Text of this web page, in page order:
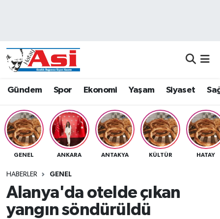
Gündem Spor Ekonomi Yaşam Siyaset
GENEL ANKARA ANTAKYA KÜLTÜR HATAY
HABERLER GENEL
Alanya'da otelde çıkan
yangın söndürüldü
Dünya
Eğitim
Ekonomi
Gündem
Siyaset
Hava Durumu
Namaz Vakitleri
Trafik Durumu
Süper Lig Puan Durumu ve Fikstür
Son Dakika Haberleri
Haber Arşivi